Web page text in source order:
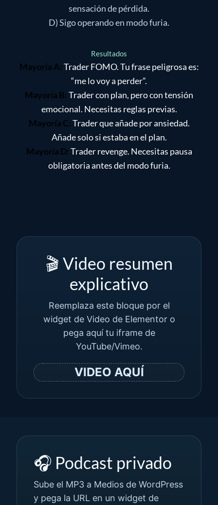
sensación de pérdida.
D) Sigo operando en modo furia.
Resultados
Mayoría A:Trader FOMO. Tu frase peligrosa es:
“me lo voy a perder”.
Mayoría B:Trader con plan, pero con tensión
emocional. Necesitas reglas previas.
Mayoría C:Trader que añade por ansiedad.
Añade solo si estaba en el plan.
Mayoría D:Trader revenge. Necesitas pausa
obligatoria antes del modo furia.
🎬 Video resumen
explicativo
Reemplaza este bloque por el
widget de Video de Elementor o
pega aquí tu iframe de
YouTube/Vimeo.
VIDEO AQUÍ
🎧 Podcast privado
Sube el MP3 a Medios de WordPress
y pega la URL en un widget de